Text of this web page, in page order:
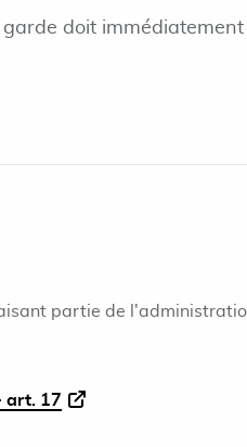
doit immédiatement
partie de
art. 17